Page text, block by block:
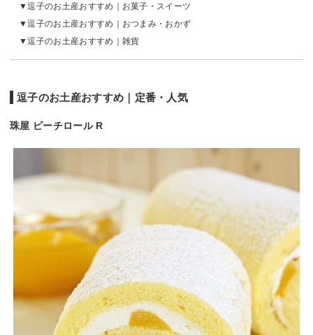
逗子のお土産おすすめ｜お菓子・スイーツ
逗子のお土産おすすめ｜おつまみ・おかず
逗子のお土産おすすめ｜雑貨
逗子のお土産おすすめ｜定番・人気
珠屋 ピーチロール R